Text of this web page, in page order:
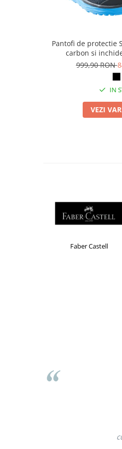
Table magnetice (whiteboard-uri)
Electronice si accesorii tech
Securitate digitala
Adaptoare de calatorie
Standuri PC si suporturi
Suporturi si huse telefoane &
Ghilotine și Trimmere
Pantofi de protectie
carbon si
999,90 RON
IN
VEZI
Brand Product UP